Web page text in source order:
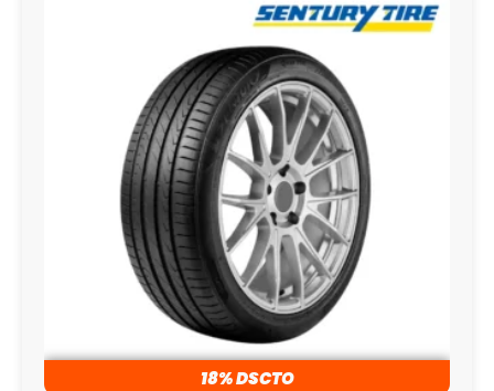
18% DSCTO
LLANTA 295/40R20 SENTURY QIRIN 990 106W
S/145.9